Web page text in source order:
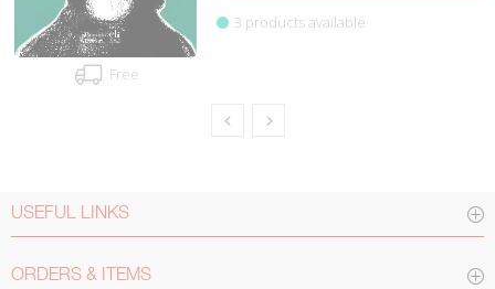
Free
3 products available
USEFUL LINKS
ORDERS & ITEMS